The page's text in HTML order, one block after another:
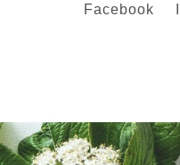
Facebook